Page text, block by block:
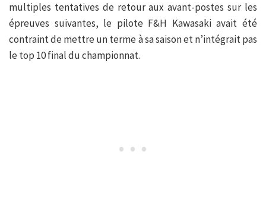
multiples tentatives de retour aux avant-postes sur les
épreuves suivantes, le pilote F&H Kawasaki avait été
contraint de mettre un terme à sa saison et n’intégrait pas
le top 10 final du championnat.